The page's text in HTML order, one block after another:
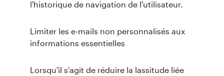
l'historique de navigation de l'utilisateur.
Limiter les e-mails non personnalisés aux
informations essentielles
Lorsqu'il s'agit de réduire la lassitude liée